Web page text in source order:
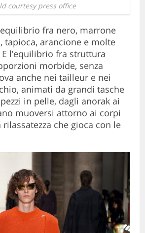
courtesy press office
fra nero, marrone
tapioca, arancione e molte
l’equilibrio fra struttura
morbide, senza
anche nei tailleur e nei
animati da grandi tasche
in pelle, dagli anorak ai
muoversi attorno ai corpi
che gioca con le